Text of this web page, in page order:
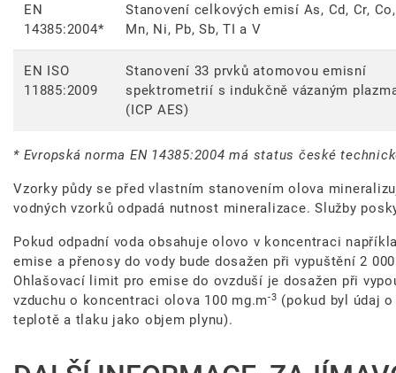
EN
14385:2004*
Stanovení celkových emisí As, Cd, Cr,
Mn, Ni, Pb, Sb, TI a V
EN ISO
11885:2009
Stanovení 33 prvků atomovou emisní
spektrometrií s indukčně vázaným
(ICP AES)
* Evropská norma EN 14385:2004 má status české
Vzorky půdy se před vlastním stanovením olova
vodných vzorků odpadá nutnost mineralizace. Služby
Pokud odpadní voda obsahuje olovo v koncentraci
emise a přenosy do vody bude dosažen při vypuštění 2
Ohlašovací limit pro emise do ovzduší je dosažen při
vzduchu o koncentraci olova 100 mg.m-3 (pokud byl údaj
teplotě a tlaku jako objem plynu).